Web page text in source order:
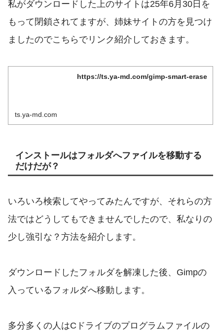
私がダウンロードした上のサイトは25年6月30日を
もって閉鎖されてますが、姉妹サイトの方を見つけ
ましたのでこちらでリンク紹介しておきます。
https://ts.ya-md.com/gimp-smart-erase
ts.ya-md.com
インストールはフォルダへファイルを移動する
だけだが？
いろいろ検索してやってみたんですが、それらの方
法ではどうしてもできませんでしたので、私なりの
少し強引な？方法を紹介します。
ダウンロードしたフォルダを解凍した後、Gimpの
入っているフォルダへ移動します。
多分多くの人はCドライブのプログラムファイルの